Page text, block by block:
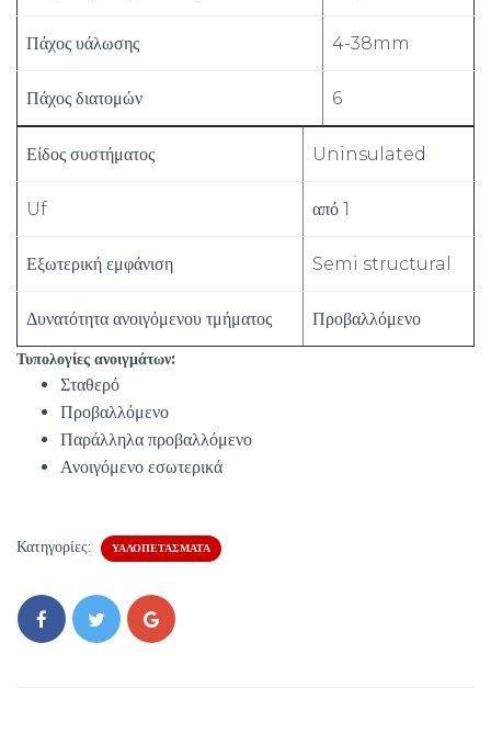
Πάχος υάλωσης 4-38mm
Πάχος διατομών 6
Είδος συστήματος Uninsulated
Uf από 1
Εξωτερική εμφάνιση Semi structural
Δυνατότητα ανοιγόμενου τμήματος Προβαλλόμενο
Τυπολογίες ανοιγμάτων:
Σταθερό
Προβαλλόμενο
Παράλληλα προβαλλόμενο
Ανοιγόμενο εσωτερικά
Κατηγορίες: ΥΑΛΟΠΕΤΆΣΜΑΤΑ